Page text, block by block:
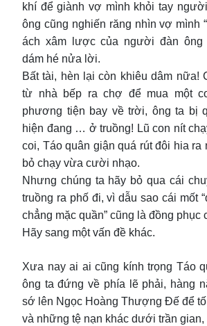
khí để giành vợ mình khỏi tay
ông cũng nghiến răng nhìn vợ mình
ách xâm lược của người đàn ông
dám hé nửa lời.
Bất tài, hèn lại còn khiêu dâm nữa!
từ nhà bếp ra chợ để mua một
phương tiện bay về trời, ông ta bị
hiện đang … ở truồng! Lũ con nít
coi, Táo quân giận quá rút đôi hia ra
bỏ chạy vừa cười nhạo.
Nhưng chúng ta hãy bỏ qua cái
truồng ra phố đi, vì dẫu sao cái mốt
chẳng mặc quần” cũng là đồng phục
Hãy sang một vấn đề khác.
Xưa nay ai ai cũng kính trọng Táo
ông ta đứng về phía lẽ phải, hàng
sớ lên Ngọc Hoàng Thượng Đế để
và những tệ nạn khác dưới trần